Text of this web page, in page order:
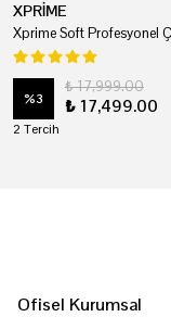
XPRİME
%3
₺ 17,999.00
₺ 17,499.00
2 Tercih
Ofisel Kurumsal